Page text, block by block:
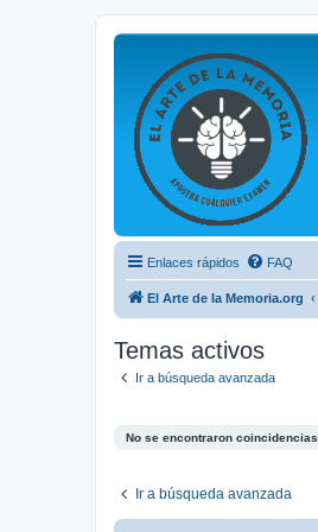
Enlaces rápidos FAQ
El Arte de la Memoria.org
Temas activos
Ir a búsqueda avanzada
No se encontraron coincidencias.
Ir a búsqueda avanzada